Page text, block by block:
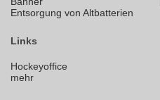
Entsorgung von Altbatterien
Links
Hockeyoffice
mehr